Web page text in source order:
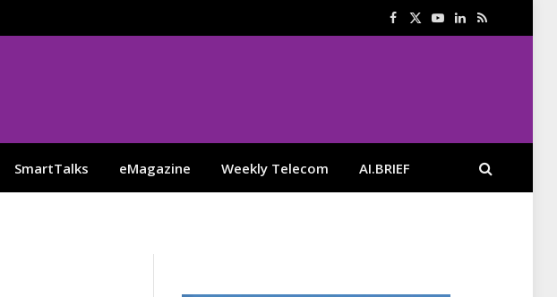
Facebook
X
YouTube
LinkedIn
RSS
SmartTalks eMagazine Weekly Telecom AI.BRIEF